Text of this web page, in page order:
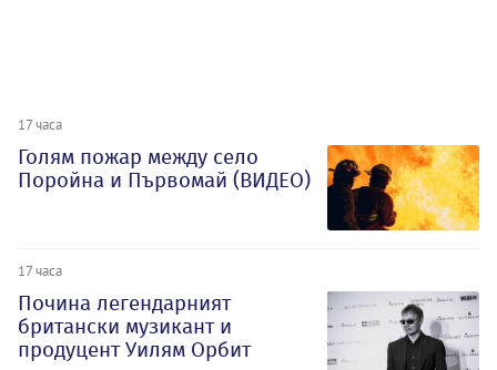
17 часа
Голям пожар между село
Поройна и Първомай (ВИДЕО)
17 часа
Почина легендарният
британски музикант и
продуцент Уилям Орбит